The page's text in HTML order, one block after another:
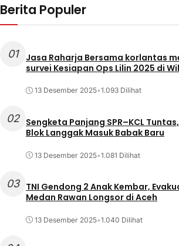
Berita Populer
01
Jasa Raharja Bersama korlantas
survei Kesiapan Ops Lilin 2025 di
13 Desember 2025•1.093 Dilihat
02
Sengketa Panjang SPR–KCL
Blok Langgak Masuk Babak Baru
13 Desember 2025•1.081 Dilihat
03
TNI Gendong 2 Anak Kembar,
Medan Rawan Longsor di Aceh
13 Desember 2025•1.040 Dilihat